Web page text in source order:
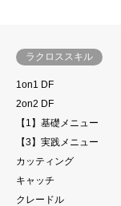
ラクロススキル
1on1 DF
2on2 DF
【1】基礎メニュー
【3】実践メニュー
カッティング
キャッチ
クレードル